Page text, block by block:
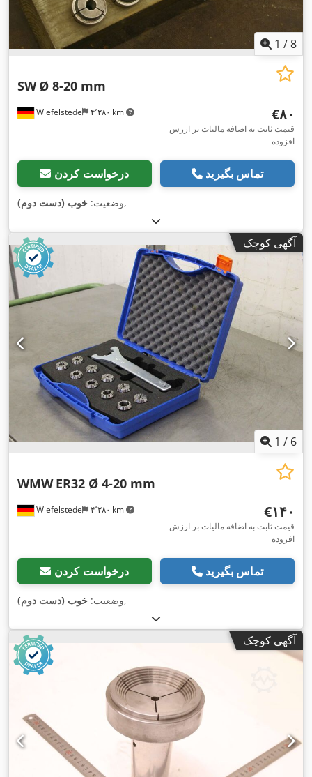
1 /8
Wiefelstede ۴٬۲۸۰ km
SW Ø 8-20 mm
‎€۸۰
قیمت ثابت به اضافه مالیات بر ارزش
افزوده
درخواست کردن تماس بگیرید
وضعیت: خوب (دست دوم) ,
آگهی کوچک
1 / 6
Wiefelstede ۴٬۲۸۰ km
WMW ER32 Ø 4-20 mm
‎€۱۴۰
قیمت ثابت به اضافه مالیات بر ارزش
افزوده
درخواست کردن تماس بگیرید
وضعیت: خوب (دست دوم) ,
آگهی کوچک